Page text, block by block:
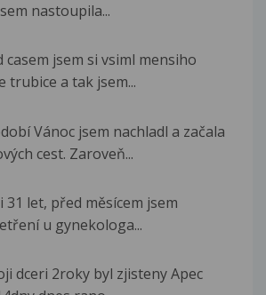
nastoupila...
jsem si vsiml mensiho
trubice a tak jsem...
Vánoc jsem nachladl a začala
cest. Zaroveň...
31 let, před měsícem jsem
u gynekologa...
dceri 2roky byl zjisteny Apec